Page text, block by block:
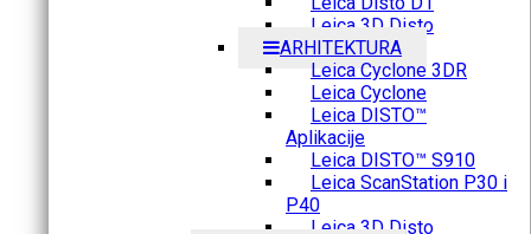
Leica 3D Disto
ARHITEKTURA
Leica Cyclone 3DR
Leica Cyclone
Leica DISTO™
Aplikacije
Leica DISTO™ S910
Leica ScanStation P30 i
P40
Leica 3D Disto